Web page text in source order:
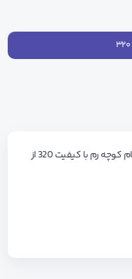
شما دعوت به شنیدن اهنگ بادینی نازدار بنام کوچه رم با کیفیت 320 از